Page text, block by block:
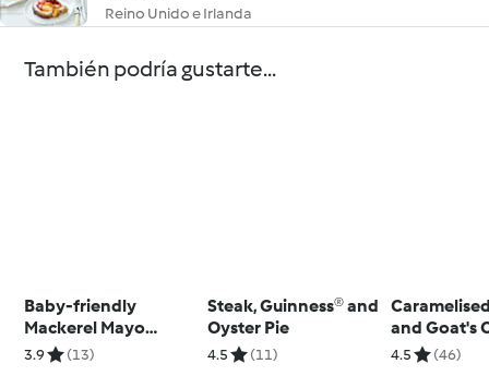
Reino Unido e Irlanda
También podría gustarte...
Baby-friendly
Mackerel Mayo
Croquettes
3.9 (13)
Steak, Guinness® and
Oyster Pie
4.5 (11)
and Goat's
Tarts
4.5 (46)